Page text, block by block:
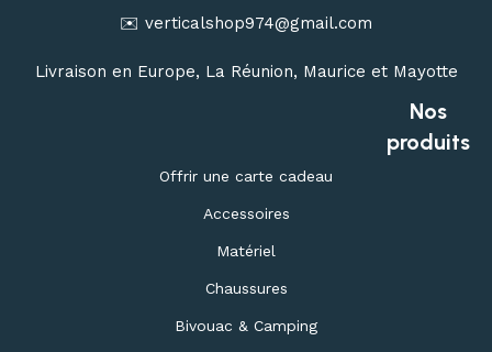
✉️ verticalshop974@gmail.com
Livraison en Europe, La Réunion, Maurice et Mayotte
Nos
produits
Offrir une carte cadeau
Accessoires
Matériel
Chaussures
Bivouac & Camping